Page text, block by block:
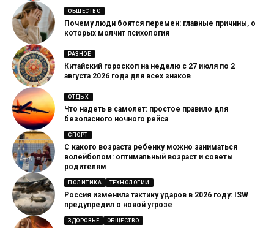
ОБЩЕСТВО
Почему люди боятся перемен: главные причины, о
которых молчит психология
РАЗНОЕ
Китайский гороскоп на неделю с 27 июля по 2
августа 2026 года для всех знаков
ОТДЫХ
Что надеть в самолет: простое правило для
безопасного ночного рейса
СПОРТ
С какого возраста ребенку можно заниматься
волейболом: оптимальный возраст и советы
родителям
ПОЛИТИКА ТЕХНОЛОГИИ
Россия изменила тактику ударов в 2026 году: ISW
предупредил о новой угрозе
ЗДОРОВЬЕ ОБЩЕСТВО